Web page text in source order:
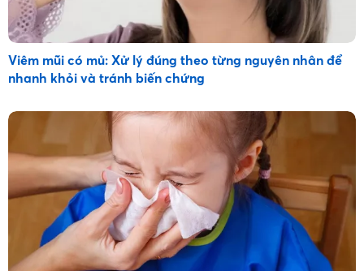
Viêm mũi có mủ: Xử lý đúng theo từng nguyên nhân để
nhanh khỏi và tránh biến chứng